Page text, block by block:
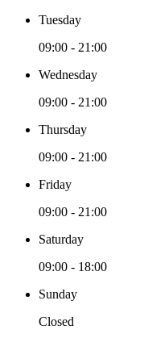
Tuesday
09:00 - 21:00
Wednesday
09:00 - 21:00
Thursday
09:00 - 21:00
Friday
09:00 - 21:00
Saturday
09:00 - 18:00
Sunday
Closed